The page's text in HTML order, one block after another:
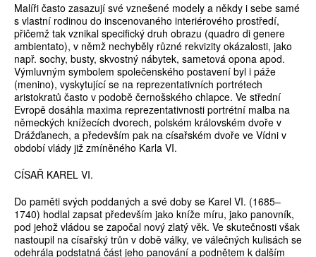
Malíři často zasazují své vznešené modely a někdy i sebe samé
s vlastní rodinou do inscenovaného interiérového prostředí,
přičemž tak vznikal specifický druh obrazu (quadro di genere
ambientato), v němž nechyběly různé rekvizity okázalosti, jako
např. sochy, busty, skvostný nábytek, sametová opona apod.
Výmluvným symbolem společenského postavení byl i páže
(menino), vyskytující se na reprezentativních portrétech
aristokratů často v podobě černošského chlapce. Ve střední
Evropě dosáhla maxima reprezentativnosti portrétní malba na
německých knížecích dvorech, polském královském dvoře v
Drážďanech, a především pak na císařském dvoře ve Vídni v
období vlády již zmíněného Karla VI.
CÍSAŘ KAREL VI.
Do paměti svých poddaných a své doby se Karel VI. (1685–
1740) hodlal zapsat především jako kníže míru, jako panovník,
pod jehož vládou se započal nový zlatý věk. Ve skutečnosti však
nastoupil na císařský trůn v době války, ve válečných kulisách se
odehrála podstatná část jeho panování a podnětem k dalším